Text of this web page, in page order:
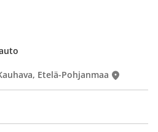
Etelä-Pohjanmaa